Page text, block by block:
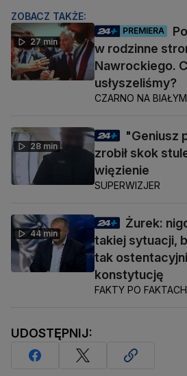
ZOBACZ TAKŻE:
27 min
PREMIERA
w rodzinne
Nawrockiego.
usłyszeliśmy?
CZARNO NA BIAŁYM
28 min
"Geniusz
zrobił skok
więzienie
SUPERWIZJER
44 min
Żurek:
takiej sytuacji,
tak
konstytucję
FAKTY PO FAKTACH
UDOSTĘPNIJ: